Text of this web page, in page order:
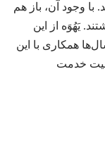
وجود آن،‏ باز هم
یَهُوَه از این
همکاری با این
خدمت